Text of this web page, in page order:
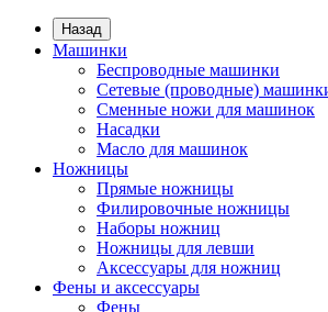
Назад
Машинки
Беспроводные машинки
Сетевые (проводные)
Сменные ножи для машинок
Насадки
Масло для машинок
Ножницы
Прямые ножницы
Филировочные ножницы
Наборы ножниц
Ножницы для левши
Аксессуары для ножниц
Фены и аксессуары
Фены